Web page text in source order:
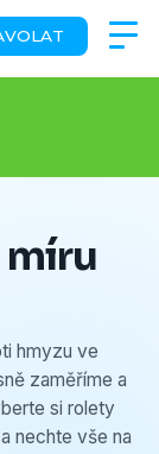
míru
hmyzu ve
zaměříme a
si rolety
nechte vše na